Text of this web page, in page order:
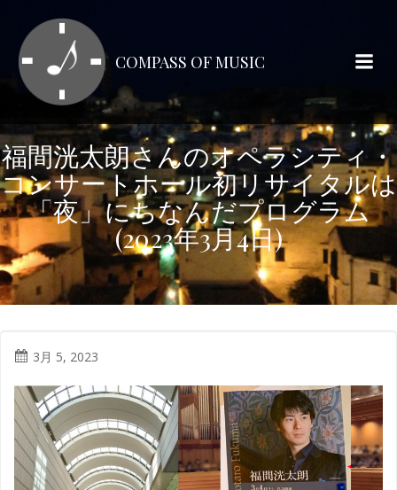
テ
ン
へ
ス
キ
ッ
プ
COMPASS OF MUSIC
福間洸太朗さんのオペラシティ・
コンサートホール初リサイタルは
「夜」にちなんだプログラム
(2023年3月4日)
3月 5, 2023